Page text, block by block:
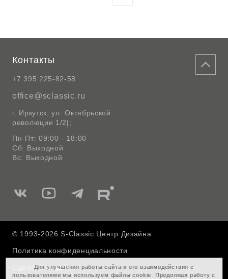
Контакты
+7 395 225-82-58
office@sclassic.ru
г. Иркутск, ул. Октябрьской
революции 1/2|;
Пн-Пт: 09:00 - 18:00
Сб: Выходной
Вс: Выходной
Мы
Вконтакте
Мы
Ютуб
Мы
Telegram
Мы
Rutube
© 1993-2026 S-Classic Центр Дизайна
Политика конфиденциальности
Сделано вДля улучшения работы сайта и его взаимодействия с
пользователями мы используем файлы cookie. Продолжая работу с